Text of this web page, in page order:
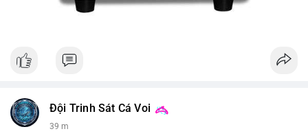
Đội Trinh Sát Cá Voi
40 m